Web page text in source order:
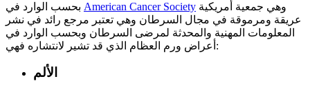
American Cancer Society
عريقة ومرموقة في مجال السرطان وهي تعتبر مرجع رائد في نشر
المعلومات المهنية والمحدثة لمرضى السرطان وبحسب الوارد في
أعراض ورم العظام الذي قد تشير لانتشاره فهي:
الألم